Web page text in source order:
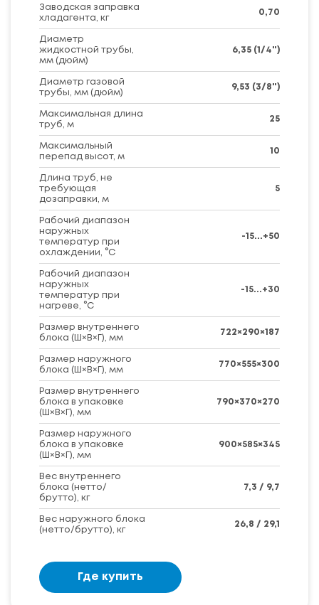
Заводская заправка
хладагента, кг
0,70
Диаметр
жидкостной трубы,
мм (дюйм)
6,35 (1/4")
Диаметр газовой
трубы, мм (дюйм)
9,53 (3/8")
Максимальная длина
труб, м
25
Максимальный
перепад высот, м
10
Длина труб, не
требующая
дозаправки, м
5
Рабочий диапазон
наружных
температур при
охлаждении, °C
-15...+50
Рабочий диапазон
наружных
температур при
нагреве, °C
-15...+30
Размер внутреннего
блока (Ш×В×Г), мм
722×290×187
Размер наружного
блока (Ш×В×Г), мм
770×555×300
Размер внутреннего
блока в упаковке
(Ш×В×Г), мм
790×370×270
Размер наружного
блока в упаковке
(Ш×В×Г), мм
900×585×345
Вес внутреннего
блока (нетто/
брутто), кг
7,3 / 9,7
Вес наружного блока
(нетто/брутто), кг
26,8 / 29,1
Где купить